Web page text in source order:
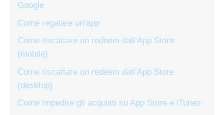
Google
Come regalare un’app
Come riscattare un redeem dall’App Store
(mobile)
Come riscattare un redeem dall’App Store
(desktop)
Come impedire gli acquisti su App Store e iTunes